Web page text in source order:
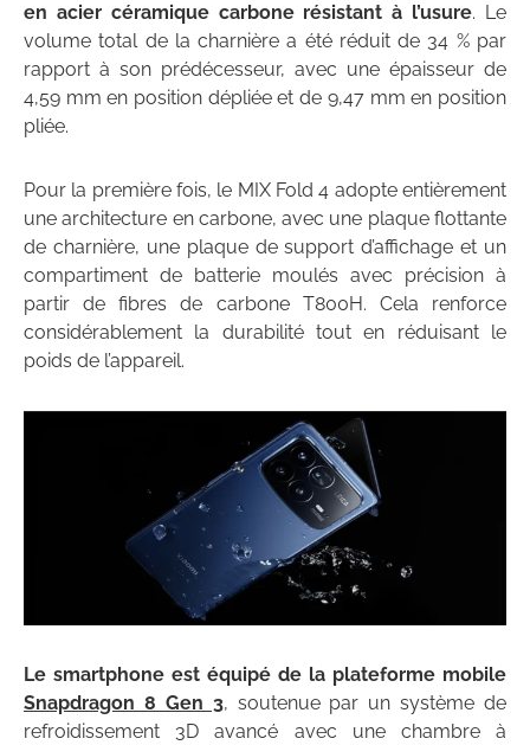
en acier céramique carbone résistant à l’usure. Le
volume total de la charnière a été réduit de 34 % par
rapport à son prédécesseur, avec une épaisseur de
4,59 mm en position dépliée et de 9,47 mm en position
pliée.
Pour la première fois, le MIX Fold 4 adopte entièrement
une architecture en carbone, avec une plaque flottante
de charnière, une plaque de support d’affichage et un
compartiment de batterie moulés avec précision à
partir de fibres de carbone T800H. Cela renforce
considérablement la durabilité tout en réduisant le
poids de l’appareil.
Le smartphone est équipé de la plateforme mobile
Snapdragon 8 Gen 3, soutenue par un système de
refroidissement 3D avancé avec une chambre à